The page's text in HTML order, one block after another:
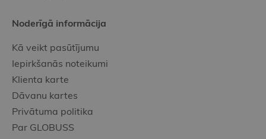
Noderīgā informācija
Kā veikt pasūtījumu
Iepirkšanās noteikumi
Klienta karte
Dāvanu kartes
Privātuma politika
Par GLOBUSS